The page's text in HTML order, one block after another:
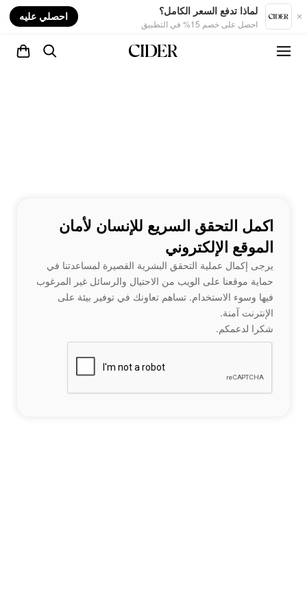
لماذا تدفع السعر الكامل؟
احصل على خصم 15% في التطبيق
احصلي عليه
اكمل التحقق السريع للإنسان لأمان
الموقع الإلكتروني
يرجى إكمال عملية التحقق البشرية القصيرة لمساعدتنا في
حماية موقعنا على الويب من الاحتيال والرسائل غير المرغوب
فيها وسوء الاستخدام. تساهم تعاونك في توفير بيئة على
الإنترنت آمنة.
شكرا لدعمكم.